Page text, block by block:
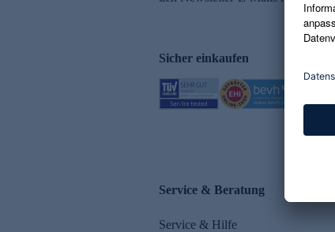
Sicher einkaufen
Service & Beratung
Service & Hilfe